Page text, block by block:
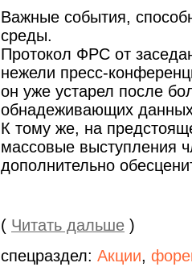
Важные события,
среды.
Протокол ФРС от
нежели пресс-
он уже устарел после
обнадеживающих
К тому же, на
массовые выступления
дополнительно
( Читать дальше )
спецраздел: Акции,